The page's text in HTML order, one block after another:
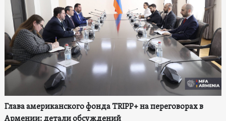
Глава американского фонда TRIPP+ на переговорах в